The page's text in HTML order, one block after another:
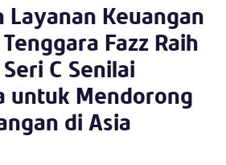
Layanan Keuangan
Fazz Raih
C Senilai
untuk Mendorong
di Asia